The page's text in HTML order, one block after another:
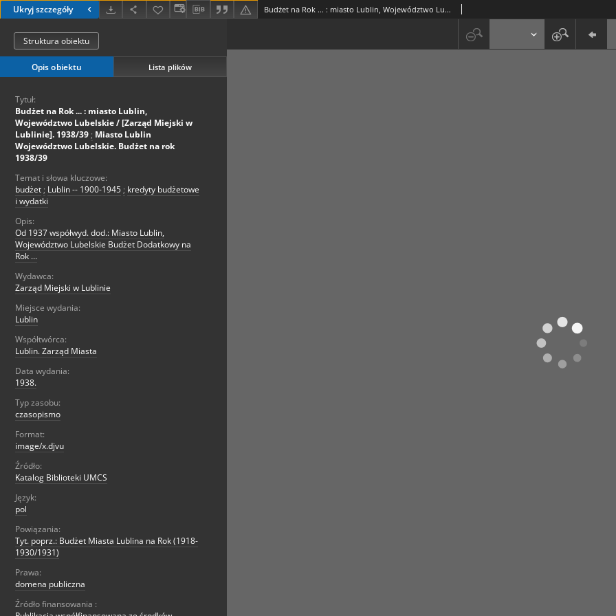
Ukryj szczegóły Budżet na Rok ... : miasto Lublin, Województwo Lubelskie / [Zarząd Miejski w Lublinie]. 1938/39 Miasto Lublin Województwo Lubelskie. Budżet na rok 1938/39
Struktura obiektu
Opis obiektu Lista plików
Tytuł:
Budżet na Rok ... : miasto Lublin,
Województwo Lubelskie / [Zarząd Miejski w
Lublinie]. 1938/39 ; Miasto Lublin
Województwo Lubelskie. Budżet na rok
1938/39
Temat i słowa kluczowe:
budżet ; Lublin -- 1900-1945 ; kredyty budżetowe
i wydatki
Opis:
Od 1937 współwyd. dod.: Miasto Lublin,
Województwo Lubelskie Budżet Dodatkowy na
Rok ...
Wydawca:
Zarząd Miejski w Lublinie
Miejsce wydania:
Lublin
Współtwórca:
Lublin. Zarząd Miasta
Data wydania:
1938.
Typ zasobu:
czasopismo
Format:
image/x.djvu
Źródło:
Katalog Biblioteki UMCS
Język:
pol
Powiązania:
Tyt. poprz.: Budżet Miasta Lublina na Rok (1918-
1930/1931)
Prawa:
domena publiczna
Źródło finansowania :